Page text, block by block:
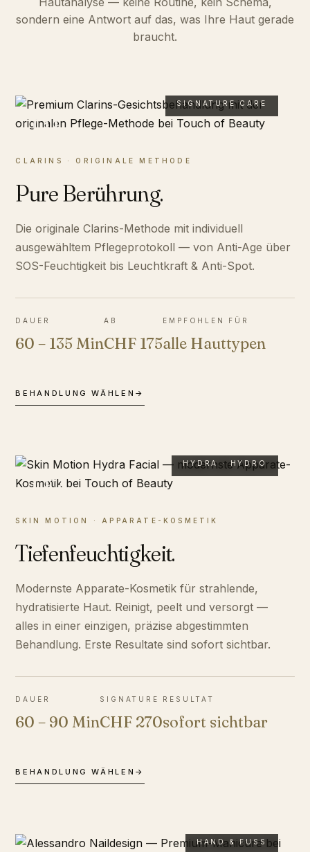
sondern eine Antwort auf das, was Ihre Haut gerade
braucht.
01
SIGNATURE CARE
CLARINS · ORIGINALE METHODE
Pure Berührung.
Die originale Clarins-Methode mit individuell
ausgewähltem Pflegeprotokoll — von Anti-Age über
SOS-Feuchtigkeit bis Leuchtkraft & Anti-Spot.
DAUER
60 – 135 Min
AB
CHF 175
EMPFOHLEN FÜR
alle Hauttypen
BEHANDLUNG WÄHLEN →
02
HYDRA · HYDRO
SKIN MOTION · APPARATE-KOSMETIK
Tiefenfeuchtigkeit.
Modernste Apparate-Kosmetik für strahlende,
hydratisierte Haut. Reinigt, peelt und versorgt —
alles in einer einzigen, präzise abgestimmten
Behandlung. Erste Resultate sind sofort sichtbar.
DAUER
60 – 90 Min
SIGNATURE
CHF 270
RESULTAT
sofort sichtbar
BEHANDLUNG WÄHLEN →
HAND & FUSS